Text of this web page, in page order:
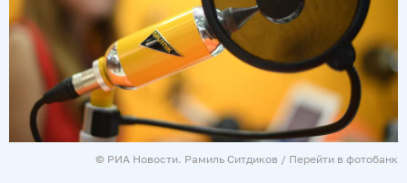
© РИА Новости. Рамиль Ситдиков / Перейти в фотобанк